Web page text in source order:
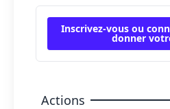
Inscrivez-vous ou
donner
Actions